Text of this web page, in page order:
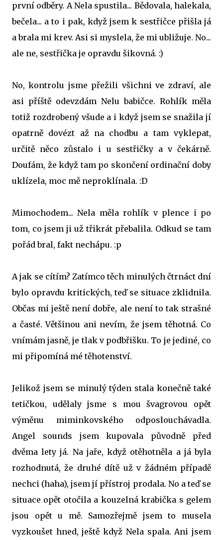
první odběry. A Nela spustila... Bědovala, halekala,
bečela... a to i pak, když jsem k sestřičce přišla já
a brala mi krev. Asi si myslela, že mi ubližuje. No...
ale ne, sestřička je opravdu šikovná. :)
No, kontrolu jsme přežili všichni ve zdraví, ale
asi příště odevzdám Nelu babičce. Rohlík měla
totiž rozdrobený všude a i když jsem se snažila jí
opatrně dovézt až na chodbu a tam vyklepat,
určitě něco zůstalo i u sestřičky a v čekárně.
Doufám, že když tam po skončení ordinační doby
uklízela, moc mě neproklínala. :D
Mimochodem... Nela měla rohlík v plence i po
tom, co jsem ji už třikrát přebalila. Odkud se tam
pořád bral, fakt nechápu. :p
A jak se cítím? Zatímco těch minulých čtrnáct dní
bylo opravdu kritických, teď se situace zklidnila.
Občas mi ještě není dobře, ale není to tak strašné
a časté. Většinou ani nevím, že jsem těhotná. Co
vnímám jasně, je tlak v podbřišku. To je jediné, co
mi připomíná mé těhotenství.
Jelikož jsem se minulý týden stala konečně také
tetičkou, udělaly jsme s mou švagrovou opět
výměnu miminkovského odposlouchávadla.
Angel sounds jsem kupovala původně před
dvěma lety já. Na jaře, když otěhotněla a já byla
rozhodnutá, že druhé dítě už v žádném případě
nechci (haha), jsem jí přístroj prodala. No a teď se
situace opět otočila a kouzelná krabička s gelem
jsou opět u mě. Samozřejmě jsem to musela
vyzkoušet hned, ještě když Nela spala. Ani jsem